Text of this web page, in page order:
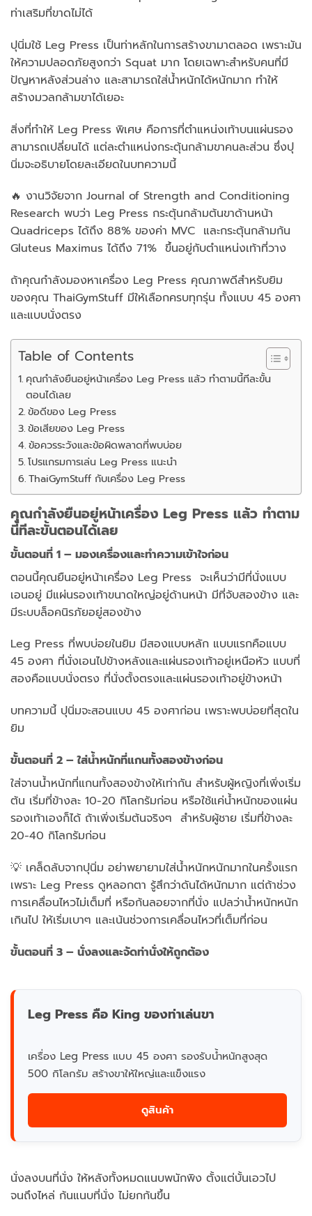
ท่าเสริมที่ขาดไม่ได้
ปุนิ่มใช้ Leg Press เป็นท่าหลักในการสร้างขามาตลอด เพราะมัน
ให้ความปลอดภัยสูงกว่า Squat มาก โดยเฉพาะสำหรับคนที่มี
ปัญหาหลังส่วนล่าง และสามารถใส่น้ำหนักได้หนักมาก ทำให้
สร้างมวลกล้ามขาได้เยอะ
สิ่งที่ทำให้ Leg Press พิเศษ คือการที่ตำแหน่งเท้าบนแผ่นรอง
สามารถเปลี่ยนได้ แต่ละตำแหน่งกระตุ้นกล้ามขาคนละส่วน ซึ่งปุ
นิ่มจะอธิบายโดยละเอียดในบทความนี้
🔥 งานวิจัยจาก Journal of Strength and Conditioning
Research พบว่า Leg Press กระตุ้นกล้ามต้นขาด้านหน้า
Quadriceps ได้ถึง 88% ของค่า MVC และกระตุ้นกล้ามก้น
Gluteus Maximus ได้ถึง 71% ขึ้นอยู่กับตำแหน่งเท้าที่วาง
ถ้าคุณกำลังมองหาเครื่อง Leg Press คุณภาพดีสำหรับยิม
ของคุณ ThaiGymStuff มีให้เลือกครบทุกรุ่น ทั้งแบบ 45 องศา
และแบบนั่งตรง
Table of Contents
คุณกำลังยืนอยู่หน้าเครื่อง Leg Press แล้ว ทำตามนี้ทีละขั้น
ตอนได้เลย
ข้อดีของ Leg Press
ข้อเสียของ Leg Press
ข้อควรระวังและข้อผิดพลาดที่พบบ่อย
โปรแกรมการเล่น Leg Press แนะนำ
ThaiGymStuff กับเครื่อง Leg Press
คุณกำลังยืนอยู่หน้าเครื่อง Leg Press แล้ว ทำตาม
นี้ทีละขั้นตอนได้เลย
ขั้นตอนที่ 1 – มองเครื่องและทำความเข้าใจก่อน
ตอนนี้คุณยืนอยู่หน้าเครื่อง Leg Press จะเห็นว่ามีที่นั่งแบบ
เอนอยู่ มีแผ่นรองเท้าขนาดใหญ่อยู่ด้านหน้า มีที่จับสองข้าง และ
มีระบบล็อคนิรภัยอยู่สองข้าง
Leg Press ที่พบบ่อยในยิม มีสองแบบหลัก แบบแรกคือแบบ
45 องศา ที่นั่งเอนไปข้างหลังและแผ่นรองเท้าอยู่เหนือหัว แบบที่
สองคือแบบนั่งตรง ที่นั่งตั้งตรงและแผ่นรองเท้าอยู่ข้างหน้า
บทความนี้ ปุนิ่มจะสอนแบบ 45 องศาก่อน เพราะพบบ่อยที่สุดใน
ยิม
ขั้นตอนที่ 2 – ใส่น้ำหนักที่แกนทั้งสองข้างก่อน
ใส่จานน้ำหนักที่แกนทั้งสองข้างให้เท่ากัน สำหรับผู้หญิงที่เพิ่งเริ่ม
ต้น เริ่มที่ข้างละ 10-20 กิโลกรัมก่อน หรือใช้แค่น้ำหนักของแผ่น
รองเท้าเองก็ได้ ถ้าเพิ่งเริ่มต้นจริงๆ สำหรับผู้ชาย เริ่มที่ข้างละ
20-40 กิโลกรัมก่อน
💡 เคล็ดลับจากปุนิ่ม อย่าพยายามใส่น้ำหนักหนักมากในครั้งแรก
เพราะ Leg Press ดูหลอกตา รู้สึกว่าดันได้หนักมาก แต่ถ้าช่วง
การเคลื่อนไหวไม่เต็มที่ หรือก้นลอยจากที่นั่ง แปลว่าน้ำหนักหนัก
เกินไป ให้เริ่มเบาๆ และเน้นช่วงการเคลื่อนไหวที่เต็มที่ก่อน
ขั้นตอนที่ 3 – นั่งลงและจัดท่านั่งให้ถูกต้อง
Leg Press คือ King ของท่าเล่นขา
เครื่อง Leg Press แบบ 45 องศา รองรับน้ำหนักสูงสุด
500 กิโลกรัม สร้างขาให้ใหญ่และแข็งแรง
ดูสินค้า
นั่งลงบนที่นั่ง ให้หลังทั้งหมดแนบพนักพิง ตั้งแต่บั้นเอวไป
จนถึงไหล่ ก้นแนบที่นั่ง ไม่ยกก้นขึ้น